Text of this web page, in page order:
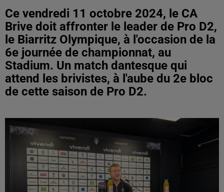
Ce vendredi 11 octobre 2024, le CA
Brive doit affronter le leader de Pro D2,
le Biarritz Olympique, à l'occasion de la
6e journée de championnat, au
Stadium. Un match dantesque qui
attend les brivistes, à l'aube du 2e bloc
de cette saison de Pro D2.